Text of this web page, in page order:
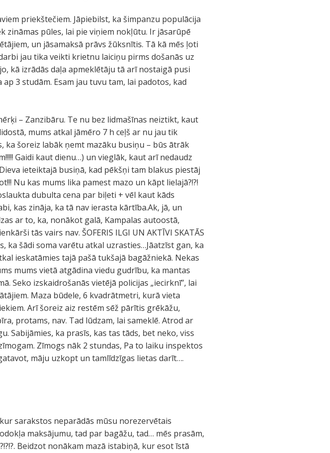
priekštečiem. Jāpiebilst, ka šimpanzu populācija
zināmas pūles, lai pie viņiem nokļūtu. Ir jāsarūpē
un jāsamaksā prāvs žūksnītis. Tā kā mēs ļoti
jau tika veikti krietnu laiciņu pirms došanās uz
kā izrādās daļa apmeklētāju tā arī nostaigā pusi
3 studām. Esam jau tuvu tam, lai padotos, kad
– Zanzibāru. Te nu bez lidmašīnas neiztikt, kaut
mums atkal jāmēro 7 h ceļš ar nu jau tik
ka šoreiz labāk ņemt mazāku busiņu – būs ātrāk
Gaidi kaut dienu…) un vieglāk, kaut arī nedaudz
ieteiktajā busiņā, kad pēkšņi tam blakus piestāj
Nu kas mums lika pamest mazo un kāpt lielajā?!?!
dubulta cena par biļeti + vēl kaut kāds
kas zināja, ka tā nav ierasta kārtība.Ak, jā, un
ar to, ka, nonākot galā, Kampalas autoostā,
tās vairs nav. ŠOFERIS ILGI UN AKTĪVI SKATĀS
ka šādi soma varētu atkal uzrasties…Jāatzīst gan, ka
ieskatāmies tajā pašā tukšajā bagāžniekā. Nekas
mums vietā atgādina viedu gudrību, ka mantas
Seko izskaidrošanās vietējā policijas „iecirknī”, lai
Maza būdele, 6 kvadrātmetri, kurā vieta
Arī šoreiz aiz restēm sēž pārītis grēkāžu,
protams, nav. Tad lūdzam, lai sameklē. Atrod ar
Sabijāmies, ka prasīs, kas tas tāds, bet neko, viss
Zīmogs nāk 2 stundas, Pa to laiku inspektos
māju uzkopt un tamlīdzīgas lietas darīt….
sarakstos neparādās mūsu norezervētais
maksājumu, tad par bagāžu, tad… mēs prasām,
Beidzot nonākam mazā istabiņā, kur esot īstā